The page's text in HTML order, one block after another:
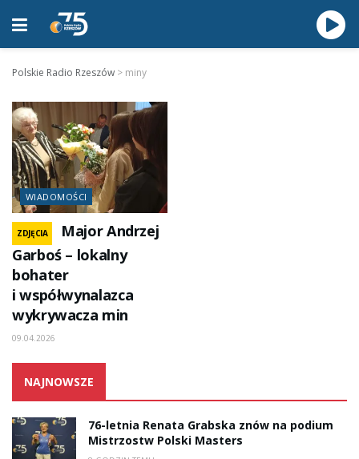
Polskie Radio Rzeszów > miny
WIADOMOŚCI
ZDJĘCIA
Major Andrzej
Garboś – lokalny
bohater
i współwynalazca
wykrywacza min
09.04.2026
NAJNOWSZE
76-letnia Renata Grabska znów na podium
Mistrzostw Polski Masters